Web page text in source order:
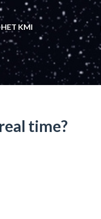
KMI
time?